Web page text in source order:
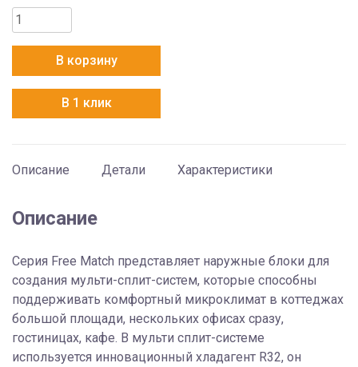
Количество
товара
BA2OI-
FM/out-
14HN8/EU
В корзину
В 1 клик
Описание Детали Характеристики
Описание
Серия Free Match представляет наружные блоки для
создания мульти-сплит-систем, которые способны
поддерживать комфортный микроклимат в коттеджах
большой площади, нескольких офисах сразу,
гостиницах, кафе. В мульти сплит-системе
используется инновационный хладагент R32, он